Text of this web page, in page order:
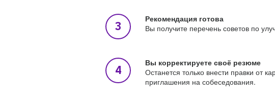
Рекомендация готова
Вы получите перечень советов по
Вы корректируете своё резюме
Останется только внести правки от
приглашения на собеседования.